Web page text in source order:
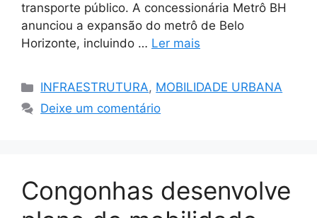
transporte público. A concessionária Metrô BH
anunciou a expansão do metrô de Belo
Horizonte, incluindo … Ler mais
Categorias
INFRAESTRUTURA, MOBILIDADE URBANA
Deixe um comentário
Congonhas desenvolve